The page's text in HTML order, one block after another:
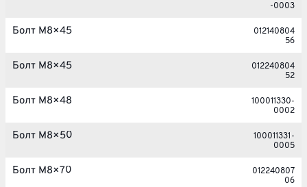
-0003
Болт M8×45
012140804
56
Болт M8×45
012240804
52
Болт M8×48
100011330-
0002
Болт M8×50
100011331-
0005
Болт M8×70
012240807
06